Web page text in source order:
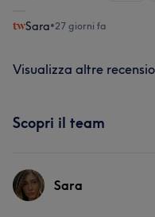
Sara•27 giorni fa
Visualizza altre
Scopri il team
Sara